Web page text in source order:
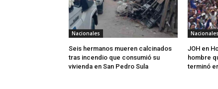
Nacionales
Seis hermanos mueren calcinados
tras incendio que consumió su
vivienda en San Pedro Sula
Nacionales
JOH en
hombre
terminó